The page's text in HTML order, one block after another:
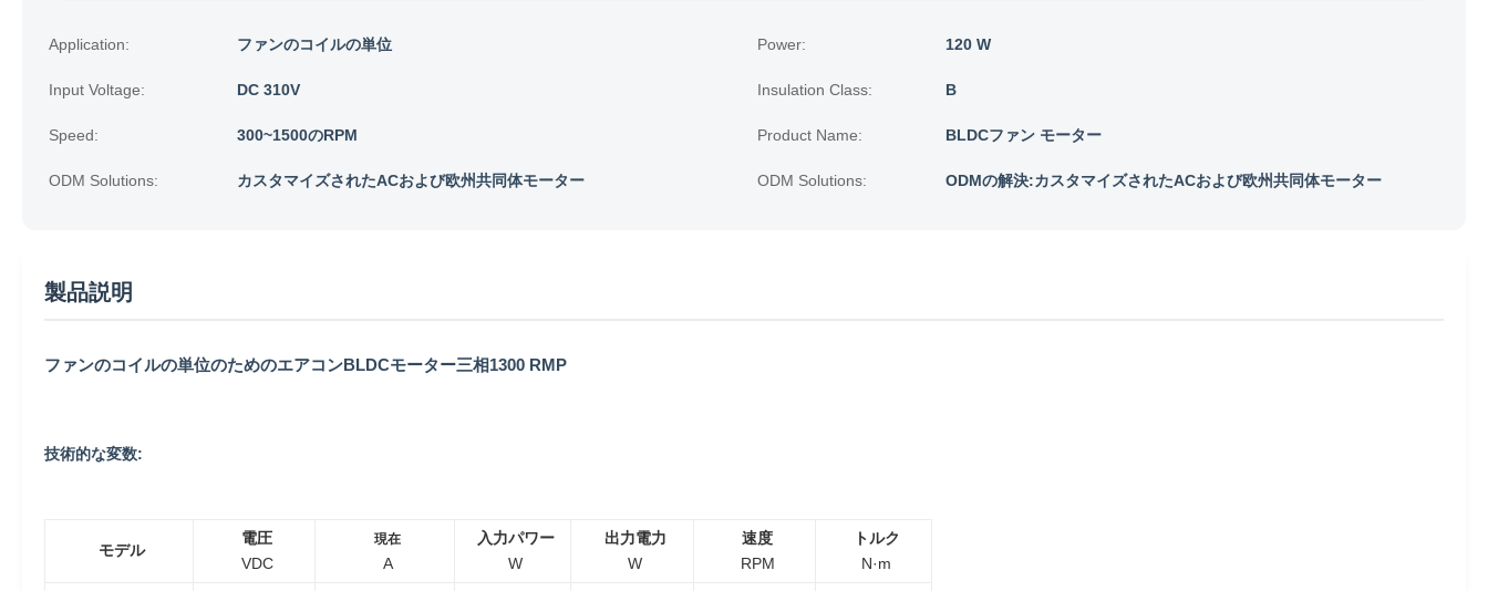
Application: ファンのコイルの単位 Power: 120 W
Input Voltage: DC 310V Insulation Class: B
Speed: 300~1500のRPM Product Name: BLDCファン モーター
ODM Solutions: カスタマイズされたACおよび欧州共同体モーター ODM Solutions: ODMの解決:カスタマイズされたACおよび欧州共同体モーター
製品説明
ファンのコイルの単位のためのエアコンBLDCモーター三相1300 RMP
技術的な変数:
モデル
電圧
VDC
現在
A
入力パワー
W
出力電力
W
速度
RPM
トルク
N·m